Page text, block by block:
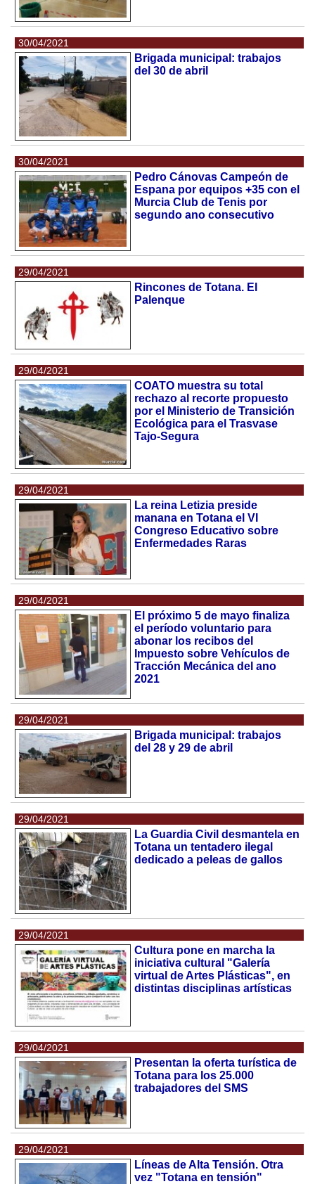
30/04/2021
Brigada municipal: trabajos
del 30 de abril
30/04/2021
Pedro Cánovas Campeón de
Espana por equipos +35 con el
Murcia Club de Tenis por
segundo ano consecutivo
29/04/2021
Rincones de Totana. El
Palenque
29/04/2021
COATO muestra su total
rechazo al recorte propuesto
por el Ministerio de Transición
Ecológica para el Trasvase
Tajo-Segura
29/04/2021
La reina Letizia preside
manana en Totana el VI
Congreso Educativo sobre
Enfermedades Raras
29/04/2021
El próximo 5 de mayo finaliza
el período voluntario para
abonar los recibos del
Impuesto sobre Vehículos de
Tracción Mecánica del ano
2021
29/04/2021
Brigada municipal: trabajos
del 28 y 29 de abril
29/04/2021
La Guardia Civil desmantela en
Totana un tentadero ilegal
dedicado a peleas de gallos
29/04/2021
Cultura pone en marcha la
iniciativa cultural "Galería
virtual de Artes Plásticas", en
distintas disciplinas artísticas
29/04/2021
Presentan la oferta turística de
Totana para los 25.000
trabajadores del SMS
29/04/2021
Líneas de Alta Tensión. Otra
vez "Totana en tensión"